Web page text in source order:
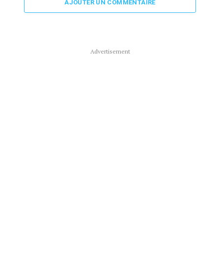
AJOUTER UN COMMENTAIRE
Advertisement